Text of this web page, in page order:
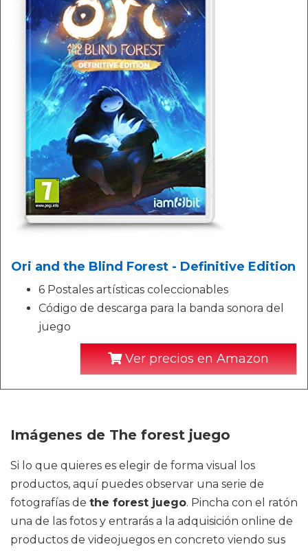
Ori and the Blind Forest - Definitive Edition
6 Postales artísticas coleccionables
Código de descarga para la banda sonora del
juego
Ver precios en Amazon
Imágenes de The forest juego
Si lo que quieres es elegir de forma visual los
productos, aquí puedes observar una serie de
fotografías de the forest juego. Pincha con el ratón
una de las fotos y entrarás a la adquisición online de
productos de videojuegos en concreto viendo sus